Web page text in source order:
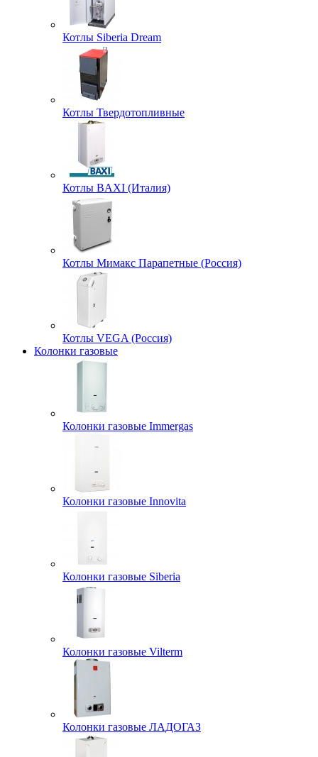
Котлы Siberia Dream
Котлы Твердотопливные
Котлы BAXI (Италия)
Котлы Мимакс Парапетные (Россия)
Котлы VEGA (Россия)
Колонки газовые
Колонки газовые Immergas
Колонки газовые Innovita
Колонки газовые Siberia
Колонки газовые Vilterm
Колонки газовые ЛАДОГАЗ